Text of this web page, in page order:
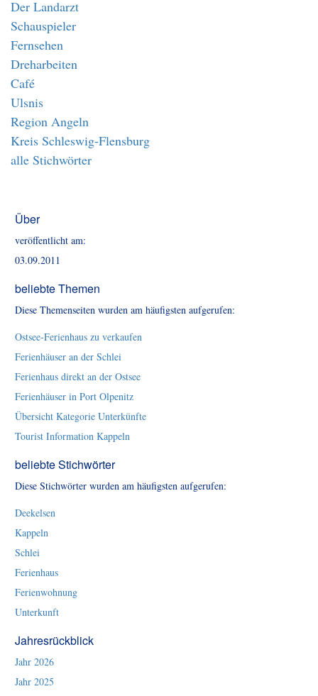
Der Landarzt
Schauspieler
Fernsehen
Dreharbeiten
Café
Ulsnis
Region Angeln
Kreis Schleswig-Flensburg
alle Stichwörter
Über
veröffentlicht am:
03.09.2011
beliebte Themen
Diese Themenseiten wurden am häufigsten aufgerufen:
Ostsee-Ferienhaus zu verkaufen
Ferienhäuser an der Schlei
Ferienhaus direkt an der Ostsee
Ferienhäuser in Port Olpenitz
Übersicht Kategorie Unterkünfte
Tourist Information Kappeln
beliebte Stichwörter
Diese Stichwörter wurden am häufigsten aufgerufen:
Deekelsen
Kappeln
Schlei
Ferienhaus
Ferienwohnung
Unterkunft
Jahresrückblick
Jahr 2026
Jahr 2025